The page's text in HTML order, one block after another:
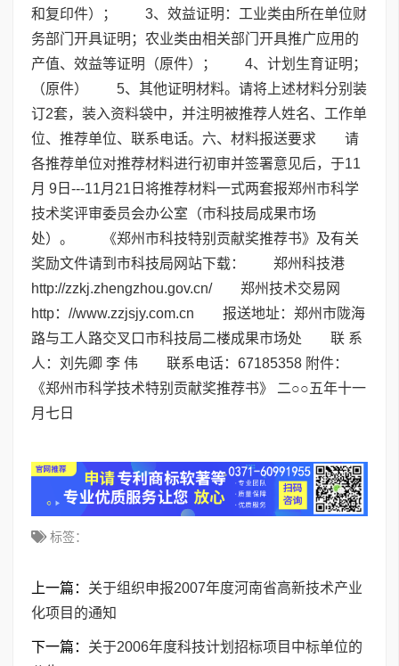
和复印件）； 3、效益证明：工业类由所在单位财
务部门开具证明；农业类由相关部门开具推广应用的
产值、效益等证明（原件）； 4、计划生育证明；
（原件） 5、其他证明材料。请将上述材料分别装
订2套，装入资料袋中，并注明被推荐人姓名、工作单
位、推荐单位、联系电话。六、材料报送要求 请
各推荐单位对推荐材料进行初审并签署意见后，于11
月 9日---11月21日将推荐材料一式两套报郑州市科学
技术奖评审委员会办公室（市科技局成果市场
处）。 《郑州市科技特别贡献奖推荐书》及有关
奖励文件请到市科技局网站下载： 郑州科技港
http://zzkj.zhengzhou.gov.cn/ 郑州技术交易网
http：//www.zzjsjy.com.cn 报送地址：郑州市陇海
路与工人路交叉口市科技局二楼成果市场处 联 系
人：刘先卿 李 伟 联系电话：67185358 附件：
《郑州市科学技术特别贡献奖推荐书》 二○○五年十一
月七日
标签：
上一篇： 关于组织申报2007年度河南省高新技术产业
化项目的通知
下一篇： 关于2006年度科技计划招标项目中标单位的